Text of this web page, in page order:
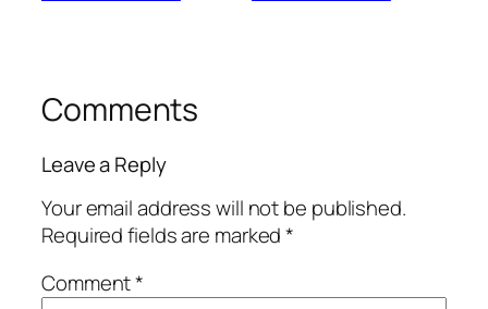
Comments
Leave a Reply
Your email address will not be published.
Required fields are marked*
Comment*